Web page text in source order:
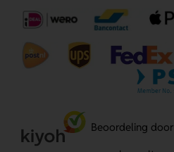
Beoordeling